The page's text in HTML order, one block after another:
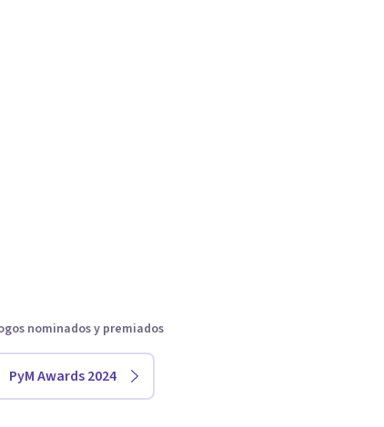
nominados y premiados
PyM Awards 2024